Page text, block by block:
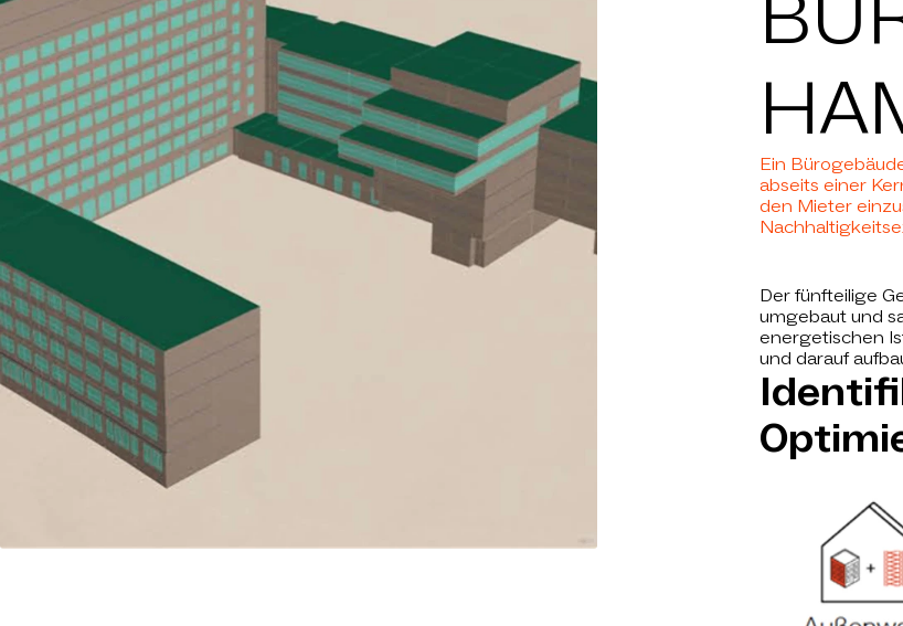
GESELLSCHAFTEN
DAS IST LIST
KARRIERE
KONTAKT
Ein
abseits einer
den Mieter
Der fünfteilige
umgebaut und
energetischen
und darauf